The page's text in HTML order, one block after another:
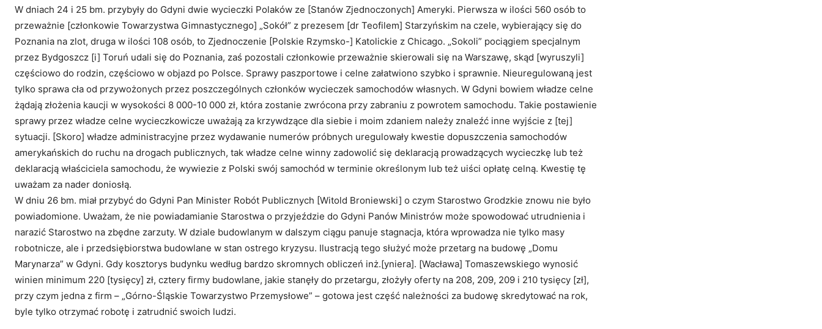
W dniach 24 i 25 bm. przybyły do Gdyni dwie wycieczki Polaków ze [Stanów Zjednoczonych] Ameryki. Pierwsza w ilości 560 osób to
przeważnie [członkowie Towarzystwa Gimnastycznego] „Sokół” z prezesem [dr Teofilem] Starzyńskim na czele, wybierający się do
Poznania na zlot, druga w ilości 108 osób, to Zjednoczenie [Polskie Rzymsko-] Katolickie z Chicago. „Sokoli” pociągiem specjalnym
przez Bydgoszcz [i] Toruń udali się do Poznania, zaś pozostali członkowie przeważnie skierowali się na Warszawę, skąd [wyruszyli]
częściowo do rodzin, częściowo w objazd po Polsce. Sprawy paszportowe i celne załatwiono szybko i sprawnie. Nieuregulowaną jest
tylko sprawa cła od przywożonych przez poszczególnych członków wycieczek samochodów własnych. W Gdyni bowiem władze celne
żądają złożenia kaucji w wysokości 8 000-10 000 zł, która zostanie zwrócona przy zabraniu z powrotem samochodu. Takie postawienie
sprawy przez władze celne wycieczkowicze uważają za krzywdzące dla siebie i moim zdaniem należy znaleźć inne wyjście z [tej]
sytuacji. [Skoro] władze administracyjne przez wydawanie numerów próbnych uregulowały kwestie dopuszczenia samochodów
amerykańskich do ruchu na drogach publicznych, tak władze celne winny zadowolić się deklaracją prowadzących wycieczkę lub też
deklaracją właściciela samochodu, że wywiezie z Polski swój samochód w terminie określonym lub też uiści opłatę celną. Kwestię tę
uważam za nader doniosłą.
W dniu 26 bm. miał przybyć do Gdyni Pan Minister Robót Publicznych [Witold Broniewski] o czym Starostwo Grodzkie znowu nie było
powiadomione. Uważam, że nie powiadamianie Starostwa o przyjeździe do Gdyni Panów Ministrów może spowodować utrudnienia i
narazić Starostwo na zbędne zarzuty. W dziale budowlanym w dalszym ciągu panuje stagnacja, która wprowadza nie tylko masy
robotnicze, ale i przedsiębiorstwa budowlane w stan ostrego kryzysu. Ilustracją tego służyć może przetarg na budowę „Domu
Marynarza” w Gdyni. Gdy kosztorys budynku według bardzo skromnych obliczeń inż.[yniera]. [Wacława] Tomaszewskiego wynosić
winien minimum 220 [tysięcy] zł, cztery firmy budowlane, jakie stanęły do przetargu, złożyły oferty na 208, 209, 209 i 210 tysięcy [zł],
przy czym jedna z firm – „Górno-Śląskie Towarzystwo Przemysłowe” – gotowa jest część należności za budowę skredytować na rok,
byle tylko otrzymać robotę i zatrudnić swoich ludzi.